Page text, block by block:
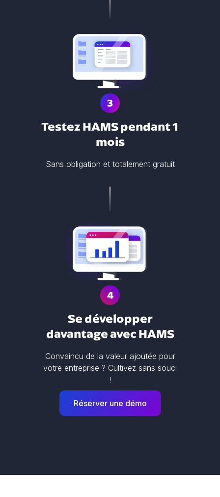
3
Testez HAMS pendant 1
mois
Sans obligation et totalement gratuit
4
Se développer
davantage avec HAMS
Convaincu de la valeur ajoutée pour
votre entreprise ? Cultivez sans souci
!
Réserver une démo